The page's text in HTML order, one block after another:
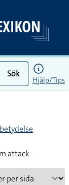
Sök
Hjälp/Tips
attack